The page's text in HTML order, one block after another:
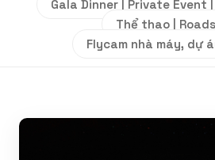
Gala Dinner | Private Event
Thể thao |
Flycam nhà máy, dự